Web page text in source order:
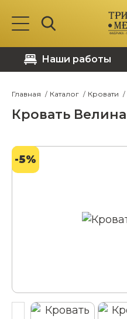
Наши работы
Главная Каталог Кровати
Кровать Велина
-5%